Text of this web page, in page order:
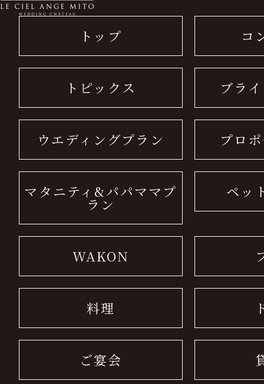
トップ コ
トピックス ブラ
ウエディングプラン プロ
マタニティ&パパママプ
ラン
ペッ
WAKON
料理
ご宴会